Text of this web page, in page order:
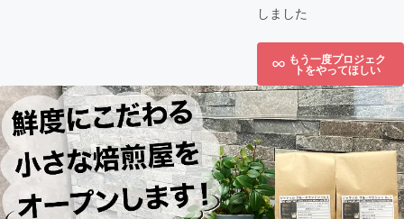
しました
もう一度プロジェク
トをやってほしい